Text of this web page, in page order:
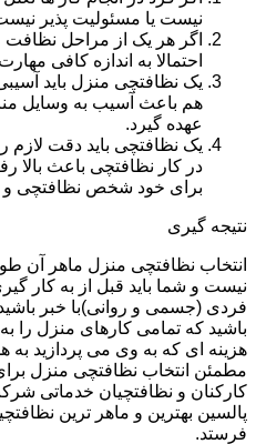
نیست یا مسئولیت پذیر
اگر هر یک از مراحل نظافت
احتمالا به اندازه کافی
یک نظافتچی منزل باید
هم باعث آسیب به وسایل
عهده گیرد.
یک نظافتچی باید دقت لازم
در کار نظافتچی باعث بالا
برای خود شخص نظافتچی و
نتیجه گیری
انتخاب نظافتچی منزل ماهر آن
نیست و شما باید قبل از به کار
فردی (جسمی و روانی)با خبر باشید
باشید که تمامی کارهای منزل را
هزینه ای که به وی می پردازید به
مطمئن انتخاب نظافتچی منزل
کارکنان و نظافتچیان خدماتی
پالسین بهترین و ماهر ترین
فرستد.